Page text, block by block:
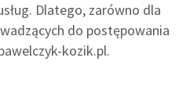
Dlatego, zarówno dla
do postępowania
kozik.pl.